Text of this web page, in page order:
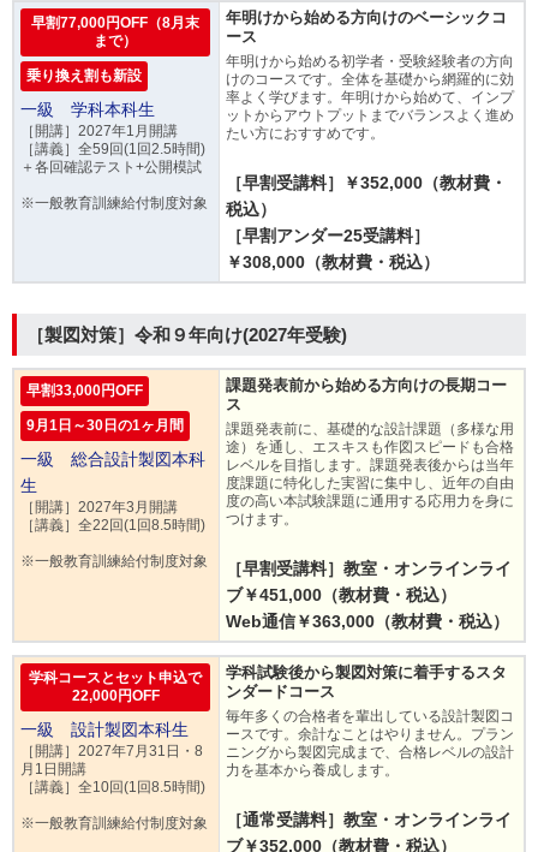
早割77,000円OFF（8月末
まで）
乗り換え割も新設
一級 学科本科生
［開講］2027年1月開講
［講義］全59回(1回2.5時間)
＋各回確認テスト+公開模試
※一般教育訓練給付制度対象
年明けから始める方向けのベーシックコ
ース
年明けから始める初学者・受験経験者の方向
けのコースです。全体を基礎から網羅的に効
率よく学びます。年明けから始めて、インプ
ットからアウトプットまでバランスよく進め
たい方におすすめです。
［早割受講料］￥352,000（教材費・
税込）
［早割アンダー25受講料］
￥308,000（教材費・税込）
［製図対策］令和９年向け(2027年受験)
早割33,000円OFF
9月1日～30日の1ヶ月間
一級 総合設計製図本科
生
［開講］2027年3月開講
［講義］全22回(1回8.5時間)
※一般教育訓練給付制度対象
課題発表前から始める方向けの長期コー
ス
課題発表前に、基礎的な設計課題（多様な用
途）を通し、エスキスも作図スピードも合格
レベルを目指します。課題発表後からは当年
度課題に特化した実習に集中し、近年の自由
度の高い本試験課題に通用する応用力を身に
つけます。
［早割受講料］教室・オンラインライ
ブ￥451,000（教材費・税込）
Web通信￥363,000（教材費・税込）
学科コースとセット申込で
22,000円OFF
一級 設計製図本科生
［開講］2027年7月31日・8
月1日開講
［講義］全10回(1回8.5時間)
※一般教育訓練給付制度対象
学科試験後から製図対策に着手するスタ
ンダードコース
毎年多くの合格者を輩出している設計製図コ
ースです。余計なことはやりません。プラン
ニングから製図完成まで、合格レベルの設計
力を基本から養成します。
［通常受講料］教室・オンラインライ
ブ￥352,000（教材費・税込）